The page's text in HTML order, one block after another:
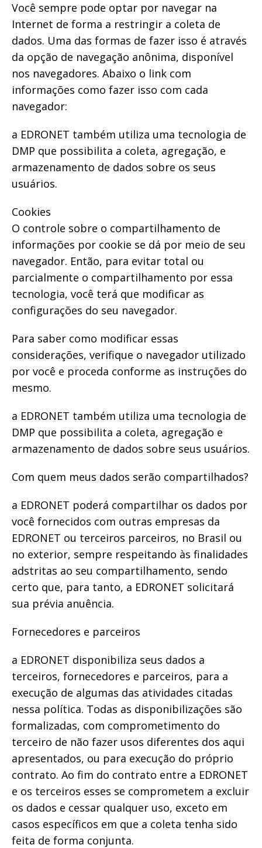
Você sempre pode optar por navegar na
Internet de forma a restringir a coleta de
dados. Uma das formas de fazer isso é através
da opção de navegação anônima, disponível
nos navegadores. Abaixo o link com
informações como fazer isso com cada
navegador:
a EDRONET também utiliza uma tecnologia de
DMP que possibilita a coleta, agregação, e
armazenamento de dados sobre os seus
usuários.
Cookies
O controle sobre o compartilhamento de
informações por cookie se dá por meio de seu
navegador. Então, para evitar total ou
parcialmente o compartilhamento por essa
tecnologia, você terá que modificar as
configurações do seu navegador.
Para saber como modificar essas
considerações, verifique o navegador utilizado
por você e proceda conforme as instruções do
mesmo.
a EDRONET também utiliza uma tecnologia de
DMP que possibilita a coleta, agregação e
armazenamento de dados sobre seus usuários.
Com quem meus dados serão compartilhados?
a EDRONET poderá compartilhar os dados por
você fornecidos com outras empresas da
EDRONET ou terceiros parceiros, no Brasil ou
no exterior, sempre respeitando às finalidades
adstritas ao seu compartilhamento, sendo
certo que, para tanto, a EDRONET solicitará
sua prévia anuência.
Fornecedores e parceiros
a EDRONET disponibiliza seus dados a
terceiros, fornecedores e parceiros, para a
execução de algumas das atividades citadas
nessa política. Todas as disponibilizações são
formalizadas, com comprometimento do
terceiro de não fazer usos diferentes dos aqui
apresentados, ou para execução do próprio
contrato. Ao fim do contrato entre a EDRONET
e os terceiros esses se comprometem a excluir
os dados e cessar qualquer uso, exceto em
casos específicos em que a coleta tenha sido
feita de forma conjunta.